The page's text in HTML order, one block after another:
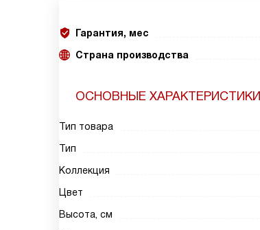
Гарантия, мес
Страна производства
ОСНОВНЫЕ ХАРАКТЕРИСТИКИ
Тип товара
Тип
Коллекция
Цвет
Высота, см